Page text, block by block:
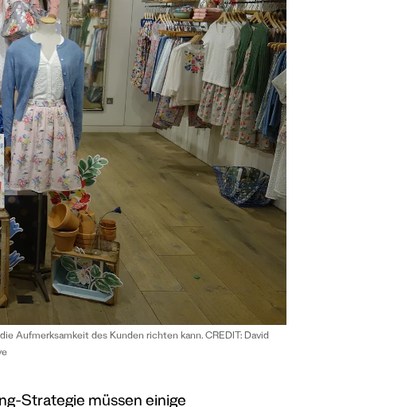
Aufmerksamkeit des Kunden richten kann. CREDIT: David
Strategie müssen einige